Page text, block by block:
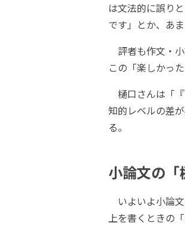
は文法的に誤り
です」とか、あ
評者も作文・
この「楽しかっ
樋口さんは「
知的レベルの差
る。
小論文の「
いよいよ小論
上を書くときの